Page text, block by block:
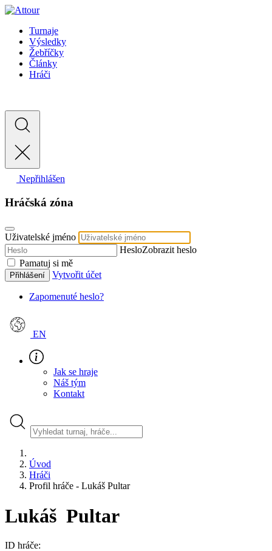
Turnaje
Výsledky
Žebříčky
Články
Hráči
Nepřihlášen
Hráčská zóna
Uživatelské jméno
HesloZobrazit heslo
Pamatuj si mě
Přihlášení Vytvořit účet
Zapomenuté heslo?
EN
Jak se hraje
Náš tým
Kontakt
Úvod
Hráči
Profil hráče - Lukáš Pultar
Lukáš Pultar
ID hráče: